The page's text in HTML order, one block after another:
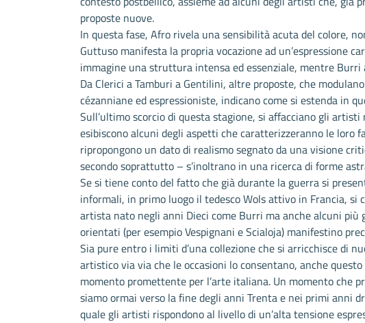
proposte nuove.
In questa fase, Afro rivela una sensibilità acuta del colore,
Guttuso manifesta la propria vocazione ad un’espressione
immagine una struttura intensa ed essenziale, mentre
Da Clerici a Tamburi a Gentilini, altre proposte, che
cézanniane ed espressioniste, indicano come si estenda in
Sull’ultimo scorcio di questa stagione, si affacciano gli
esibiscono alcuni degli aspetti che caratterizzeranno le loro
ripropongono un dato di realismo segnato da una visione
secondo soprattutto – s’inoltrano in una ricerca di forme
Se si tiene conto del fatto che già durante la guerra si
informali, in primo luogo il tedesco Wols attivo in Francia, si
artista nato negli anni Dieci come Burri ma anche alcuni
orientati (per esempio Vespignani e Scialoja) manifestino
Sia pure entro i limiti d’una collezione che si arricchisce di
artistico via via che le occasioni lo consentano, anche
momento promettente per l’arte italiana. Un momento che
siamo ormai verso la fine degli anni Trenta e nei primi anni
quale gli artisti rispondono al livello di un’alta tensione